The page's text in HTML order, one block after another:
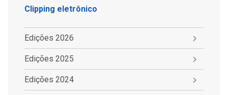
Clipping eletrônico
Edições 2026
Edições 2025
Edições 2024